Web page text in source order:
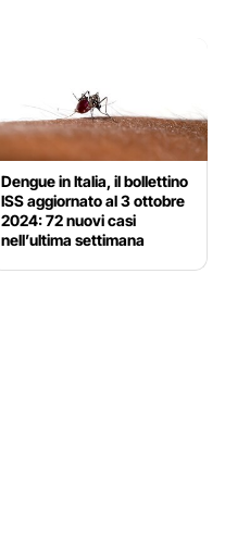
Dengue in Italia, il bollettino
ISS aggiornato al 3 ottobre
2024: 72 nuovi casi
nell’ultima settimana